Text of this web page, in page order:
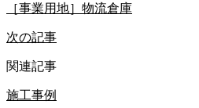
［事業用地］物流倉庫
次の記事
関連記事
施工事例